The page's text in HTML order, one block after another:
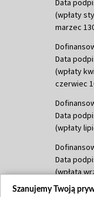
Data
(wpłaty
marzec
Data
(wpłaty
czerwiec
Data
(wpłaty
Data
(wpłata
Szanujemy Twoją